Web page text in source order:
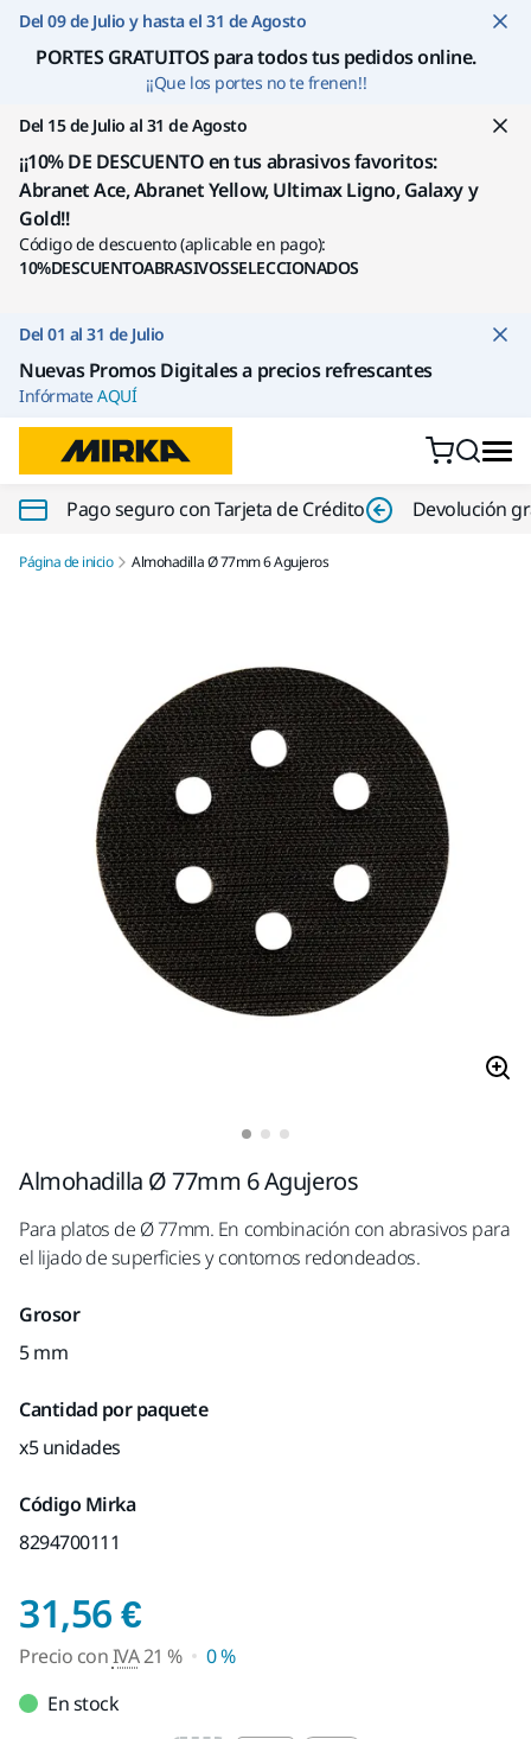
Ir a contenido
Del 09 de Julio y hasta el 31 de Agosto
PORTES GRATUITOS para todos tus pedidos online.
¡¡Que los portes no te frenen!!
Del 15 de Julio al 31 de Agosto
¡¡10% DE DESCUENTO en tus abrasivos favoritos:
Abranet Ace, Abranet Yellow, Ultimax Ligno, Galaxy y
Gold!!
Código de descuento (aplicable en pago):
10%DESCUENTOABRASIVOSSELECCIONADOS
Del 01 al 31 de Julio
Nuevas Promos Digitales a precios refrescantes
InfórmateAQUÍ
Pago seguro con Tarjeta de Crédito Devolución
Página de inicio Almohadilla Ø 77mm 6 Agujeros
Almohadilla Ø 77mm 6 Agujeros
Para platos de Ø 77mm. En combinación con abrasivos para
el lijado de superficies y contornos redondeados.
Grosor
5 mm
Cantidad por paquete
x5 unidades
Código Mirka
8294700111
31,56 €Precio con IVA 21 %
Precio conIVA21 %
0 %
En stock